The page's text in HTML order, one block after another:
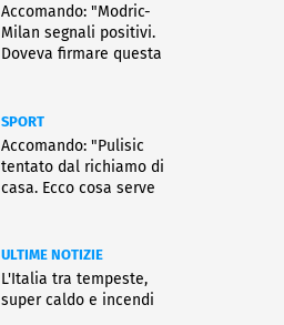
Accomando: "Modric-
Milan segnali positivi.
Doveva firmare questa
SPORT
Accomando: "Pulisic
tentato dal richiamo di
casa. Ecco cosa serve
ULTIME NOTIZIE
L'Italia tra tempeste,
super caldo e incendi